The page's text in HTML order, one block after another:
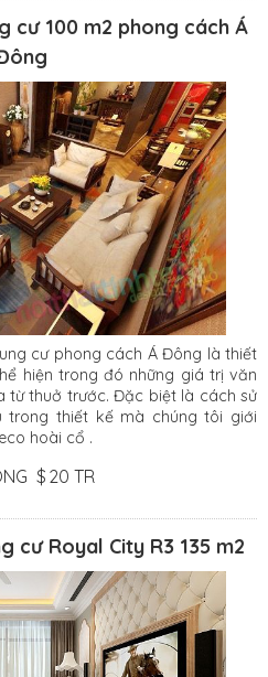
cư 100 m2 phong cách Á
cư phong cách Á Đông là thiết
hiện trong đó những giá trị văn
từ thuở trước. Đặc biệt là cách sử
trong thiết kế mà chúng tôi giới
hoài cổ .
$ 20 TR
cư Royal City R3 135 m2